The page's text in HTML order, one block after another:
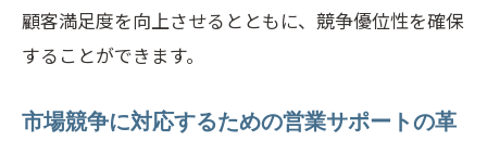
顧客満足度を向上させるとともに、競争優位性を確保
することができます。
市場競争に対応するための営業サポートの革